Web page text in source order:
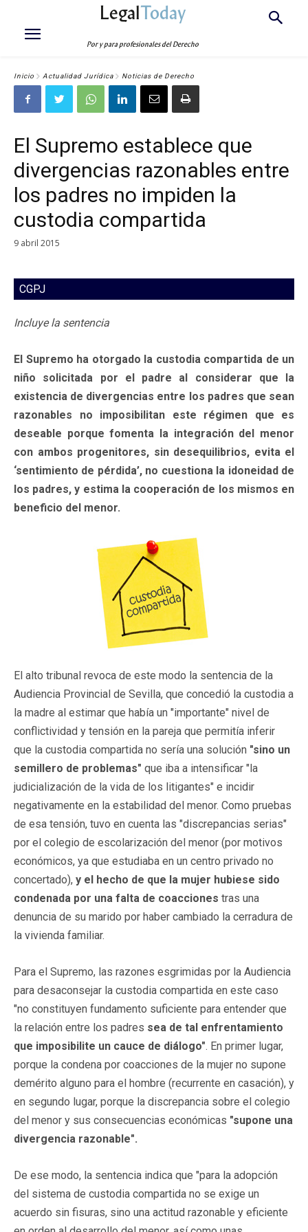
LegalToday
Por y para profesionales del Derecho
Inicio Actualidad Jurídica Noticias de Derecho
El Supremo establece que
divergencias razonables entre
los padres no impiden la
custodia compartida
9 abril 2015
CGPJ
Incluye la sentencia
El Supremo ha otorgado la custodia compartida de un
niño solicitada por el padre al considerar que la
existencia de divergencias entre los padres que sean
razonables no imposibilitan este régimen que es
deseable porque fomenta la integración del menor
con ambos progenitores, sin desequilibrios, evita el
‘sentimiento de pérdida’, no cuestiona la idoneidad de
los padres, y estima la cooperación de los mismos en
beneficio del menor.
El alto tribunal revoca de este modo la sentencia de la
Audiencia Provincial de Sevilla, que concedió la custodia a
la madre al estimar que había un "importante" nivel de
conflictividad y tensión en la pareja que permitía inferir
que la custodia compartida no sería una solución "sino un
semillero de problemas" que iba a intensificar "la
judicialización de la vida de los litigantes" e incidir
negativamente en la estabilidad del menor. Como pruebas
de esa tensión, tuvo en cuenta las "discrepancias serias"
por el colegio de escolarización del menor (por motivos
económicos, ya que estudiaba en un centro privado no
concertado), y el hecho de que la mujer hubiese sido
condenada por una falta de coacciones tras una
denuncia de su marido por haber cambiado la cerradura de
la vivienda familiar.
Para el Supremo, las razones esgrimidas por la Audiencia
para desaconsejar la custodia compartida en este caso
"no constituyen fundamento suficiente para entender que
la relación entre los padres sea de tal enfrentamiento
que imposibilite un cauce de diálogo". En primer lugar,
porque la condena por coacciones de la mujer no supone
demérito alguno para el hombre (recurrente en casación), y
en segundo lugar, porque la discrepancia sobre el colegio
del menor y sus consecuencias económicas "supone una
divergencia razonable".
De ese modo, la sentencia indica que "para la adopción
del sistema de custodia compartida no se exige un
acuerdo sin fisuras, sino una actitud razonable y eficiente